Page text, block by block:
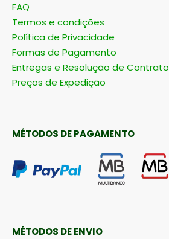
FAQ
Termos e condições
Política de Privacidade
Formas de Pagamento
Entregas e Resolução de Contrato
Preços de Expedição
MÉTODOS DE PAGAMENTO
MÉTODOS DE ENVIO